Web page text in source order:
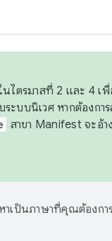
ไตรมาสที่ 2 และ 4
บบนิเวศ หากต้องกา
สาขา Manifest จะอ้
เป็นภาษาที่คุณต้องกา